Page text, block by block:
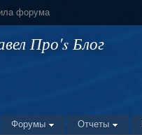
форума
Про's Блог
Форумы Отчеты